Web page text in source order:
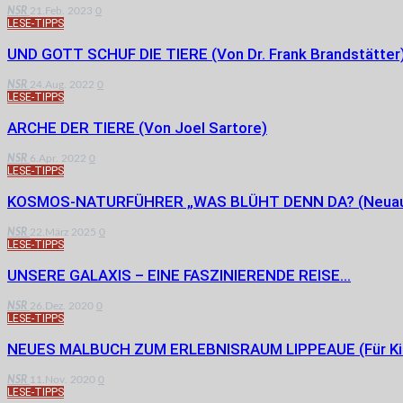
NSR 21.Feb. 2023 0
LESE-TIPPS
UND GOTT SCHUF DIE TIERE (von Dr. Frank
NSR 24.Aug. 2022 0
LESE-TIPPS
ARCHE DER TIERE (von Joel Sartore)
NSR 6.Apr. 2022 0
LESE-TIPPS
KOSMOS-NATURFÜHRER „WAS BLÜHT DENN DA?
NSR 22.März 2025 0
LESE-TIPPS
UNSERE GALAXIS – EINE FASZINIERENDE REISE…
NSR 26.Dez. 2020 0
LESE-TIPPS
NEUES MALBUCH ZUM ERLEBNISRAUM LIPPEAUE (für
NSR 11.Nov. 2020 0
LESE-TIPPS